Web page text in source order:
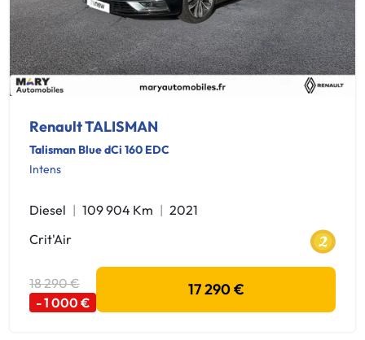
Renault TALISMAN
Talisman Blue dCi 160 EDC
Intens
Diesel 109 904 Km
2021
Crit'Air
18 290 €
- 1 000 €
17 290 €